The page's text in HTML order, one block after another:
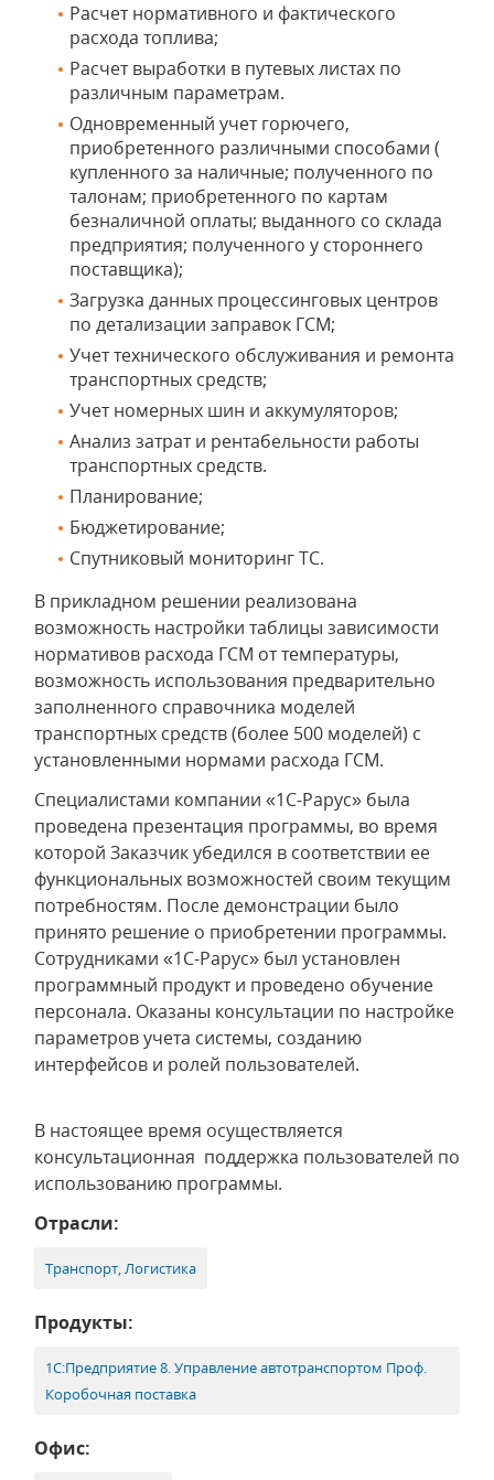
Расчет нормативного и фактического
расхода топлива;
Расчет выработки в путевых листах по
различным параметрам.
Одновременный учет горючего,
приобретенного различными способами (
купленного за наличные; полученного по
талонам; приобретенного по картам
безналичной оплаты; выданного со склада
предприятия; полученного у стороннего
поставщика);
Загрузка данных процессинговых центров
по детализации заправок ГСМ;
Учет технического обслуживания и ремонта
транспортных средств;
Учет номерных шин и аккумуляторов;
Анализ затрат и рентабельности работы
транспортных средств.
Планирование;
Бюджетирование;
Спутниковый мониторинг ТС.
В прикладном решении реализована
возможность настройки таблицы зависимости
нормативов расхода ГСМ от температуры,
возможность использования предварительно
заполненного справочника моделей
транспортных средств (более 500 моделей) с
установленными нормами расхода ГСМ.
Специалистами компании «1С-Рарус» была
проведена презентация программы, во время
которой Заказчик убедился в соответствии ее
функциональных возможностей своим текущим
потребностям. После демонстрации было
принято решение о приобретении программы.
Сотрудниками «1С-Рарус» был установлен
программный продукт и проведено обучение
персонала. Оказаны консультации по настройке
параметров учета системы, созданию
интерфейсов и ролей пользователей.
В настоящее время осуществляется
консультационная поддержка пользователей по
использованию программы.
Отрасли:
Транспорт, Логистика
Продукты:
1С:Предприятие 8. Управление автотранспортом Проф.
Коробочная поставка
Офис: